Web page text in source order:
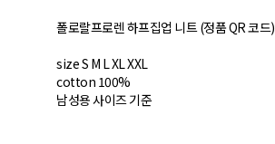
폴로랄프로렌 하프집업 니트 (정품 QR 코드)
size S M L XL XXL
cotton 100%
남성용 사이즈 기준